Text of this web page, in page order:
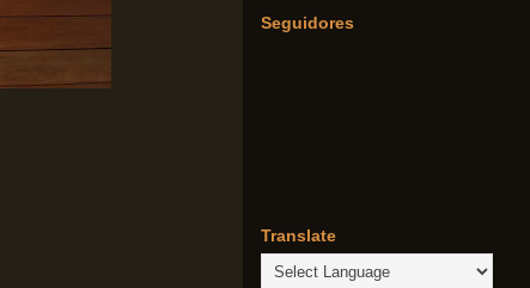
Seguidores
Translate